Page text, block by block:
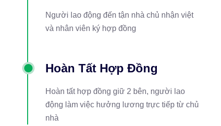
Người lao động đến tận nhà chủ nhận việt
và nhân viên ký hợp đồng
Hoàn Tất Hợp Đồng
Hoàn tất hợp đồng giữ 2 bên, người lao
động làm việc hưởng lương trực tiếp từ chủ
nhà